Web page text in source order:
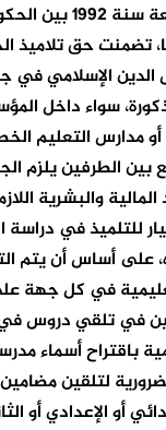
بنود الاتفاقية
تضمنت حق تلاميذ
الإسلامي في
سواء داخل
أو مدارس التعليم
بين الطرفين يلزم
المالية والبشرية
للتلميذ في دراسة
على أساس أن يتم
في كل جهة
في تلقي دروس في
باقتراح أسماء
لتلقين
أو الإعدادي أو